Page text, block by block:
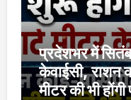
प्रदेशभर में
केवाईसी, राशन
मीटर की भी